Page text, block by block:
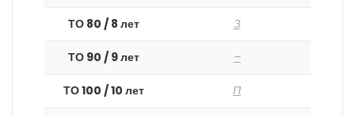
ТО 80 / 8 лет З
ТО 90 / 9 лет –
ТО 100 / 10 лет П